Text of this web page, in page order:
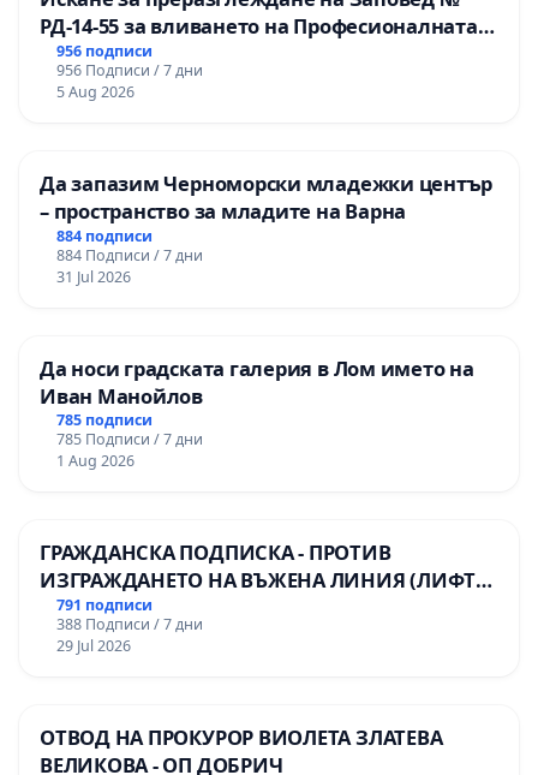
РД-14-55 за вливането на Професионалната
гимназия по промишлени технологии в
Професионалната гимназия по икономика и
мениджмънт – гр. Пазарджик
956 подписи
956 Подписи / 7 дни
5 Aug 2026
Да запазим Черноморски младежки център
– пространство за младите на Варна
884 подписи
884 Подписи / 7 дни
31 Jul 2026
Да носи градската галерия в Лом името на
Иван Манойлов
785 подписи
785 Подписи / 7 дни
1 Aug 2026
ГРАЖДАНСКА ПОДПИСКА - ПРОТИВ
ИЗГРАЖДАНЕТО НА ВЪЖЕНА ЛИНИЯ (ЛИФТ)
НА ТЕРИТОРИЯТА НА ПРИРОДНА
ЗАБЕЛЕЖИТЕЛНОСТ „ХЪЛМ НА
ОСВОБОДИТЕЛИТЕ“ (БУНАРДЖИК)
791 подписи
388 Подписи / 7 дни
29 Jul 2026
ОТВОД НА ПРОКУРОР ВИОЛЕТА ЗЛАТЕВА
ВЕЛИКОВА - ОП ДОБРИЧ